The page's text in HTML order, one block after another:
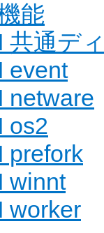
能
共通デ
event
netware
os2
prefork
winnt
worker